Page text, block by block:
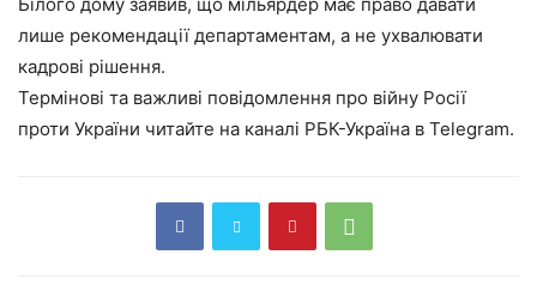
лише рекомендації департаментам, а не ухвалювати
кадрові рішення.
Термінові та важливі повідомлення про війну Росії
проти України читайте на каналі РБК-Україна в Telegram.